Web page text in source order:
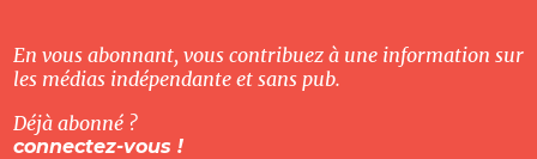
En vous abonnant, vous contribuez à une information sur
les médias indépendante et sans pub.
Déjà abonné ?
connectez-vous !